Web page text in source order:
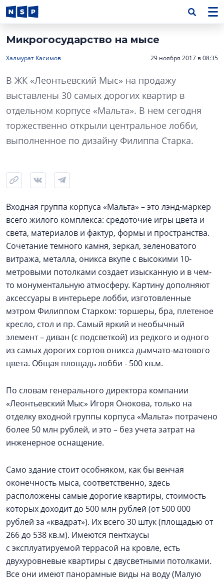
Микрогосударство на мысе
Халмурат Касимов 29 ноября 2017 в 08:35
В ЖК «Леонтьевский Мыс» на продажу
выставлены 30 самых дорогих квартир в
отдельном корпусе «Мальта». В нем сегодня
торжественно открыли центральное лобби,
выполненное по дизайну Филиппа Старка.
Входная группа корпуса «Мальта» – это лэнд-маркер
всего жилого комплекса: средоточие игры цвета и
света, материалов и фактур, формы и пространства.
Сочетание темного камня, зеркал, зеленоватого
витража, металла, оникса вкупе с высокими 10-
метровыми потолками создает изысканную и в чем-
то монументальную атмосферу. Картину дополняют
аксессуары в интерьере лобби, изготовленные
мэтром Филиппом Старком: торшеры, бра, плетеное
кресло, стол и пр. Самый яркий и необычный
элемент – диван (с подсветкой) из редкого и одного
из самых дорогих сортов оникса дымчато-матового
цвета. Общая площадь лобби - 500 кв.м.
По словам генерального директора компании
«Леонтьевский Мыс» Игоря Онокова, только на
отделку входной группы корпуса «Мальта» потрачено
более 50 млн рублей, и это – без учета затрат на
инженерное оснащение.
Само здание стоит особняком, как бы венчая
оконечность мыса, соответственно, здесь
расположены самые дорогие квартиры, стоимость
которых доходит до 500 млн рублей (от 500 000
рублей за «квадрат»). Их всего 30 штук (площадью от
266 до 538 кв.м). Имеются пентхаусы
с эксплуатируемой террасой на кровле, есть
двухуровневые квартиры с двусветными потолками.
Все они имеют панорамные виды на воду (Малую